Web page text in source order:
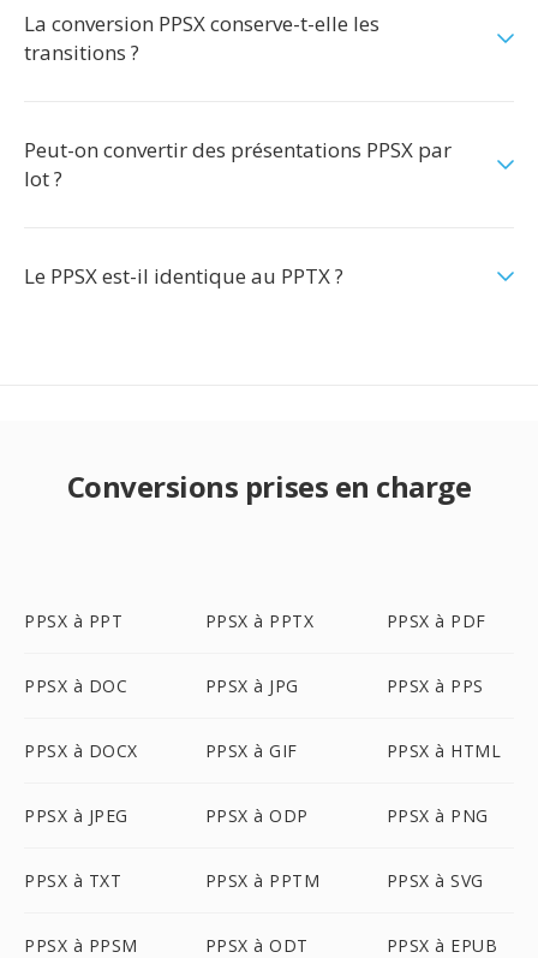
La conversion PPSX conserve-t-elle les
transitions ?
Peut-on convertir des présentations PPSX par
lot ?
Le PPSX est-il identique au PPTX ?
Conversions prises en charge
PPSX à PPT PPSX à PPTX PPSX à PDF
PPSX à DOC PPSX à JPG PPSX à PPS
PPSX à DOCX PPSX à GIF PPSX à HTML
PPSX à JPEG PPSX à ODP PPSX à PNG
PPSX à TXT PPSX à PPTM PPSX à SVG
PPSX à PPSM PPSX à ODT PPSX à EPUB